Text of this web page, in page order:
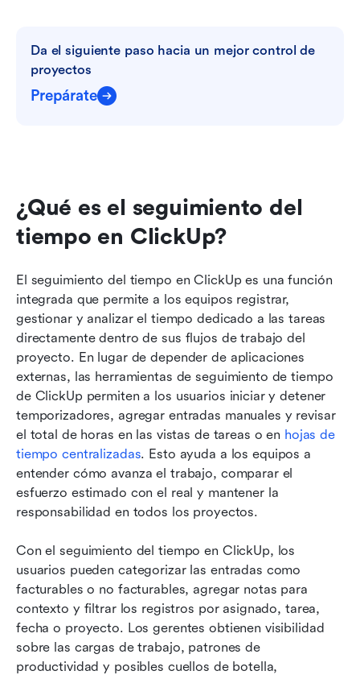
Da el siguiente paso hacia un mejor control de
proyectos
Prepárate
¿Qué es el seguimiento del
tiempo en ClickUp?
El seguimiento del tiempo en ClickUp es una función
integrada que permite a los equipos registrar,
gestionar y analizar el tiempo dedicado a las tareas
directamente dentro de sus flujos de trabajo del
proyecto. En lugar de depender de aplicaciones
externas, las herramientas de seguimiento de tiempo
de ClickUp permiten a los usuarios iniciar y detener
temporizadores, agregar entradas manuales y revisar
el total de horas en las vistas de tareas o en hojas de
tiempo centralizadas. Esto ayuda a los equipos a
entender cómo avanza el trabajo, comparar el
esfuerzo estimado con el real y mantener la
responsabilidad en todos los proyectos.
Con el seguimiento del tiempo en ClickUp, los
usuarios pueden categorizar las entradas como
facturables o no facturables, agregar notas para
contexto y filtrar los registros por asignado, tarea,
fecha o proyecto. Los gerentes obtienen visibilidad
sobre las cargas de trabajo, patrones de
productividad y posibles cuellos de botella,